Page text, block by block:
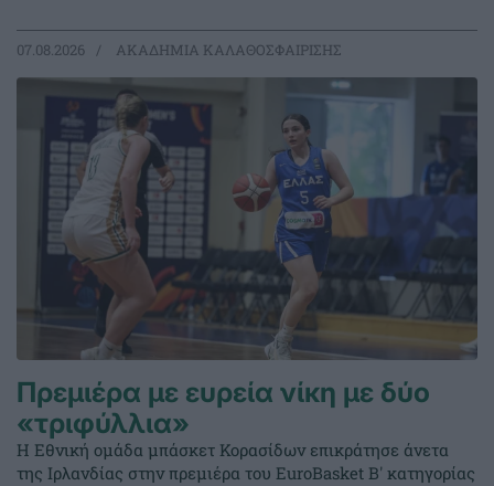
07.08.2026 ΑΚΑΔΗΜΙΑ ΚΑΛΑΘΟΣΦΑΙΡΙΣΗΣ
Πρεμιέρα με ευρεία νίκη με δύο
«τριφύλλια»
Η Εθνική ομάδα μπάσκετ Κορασίδων επικράτησε άνετα
της Ιρλανδίας στην πρεμιέρα του EuroBasket Β' κατηγορίας